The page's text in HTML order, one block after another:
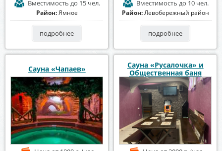
Вместимость до 15 чел.
Район:Ямное
подробнее
Вместимость до 10 чел.
Район:Левобережный район
подробнее
Сауна «Чапаев»
Сауна «Русалочка» и
Общественная баня